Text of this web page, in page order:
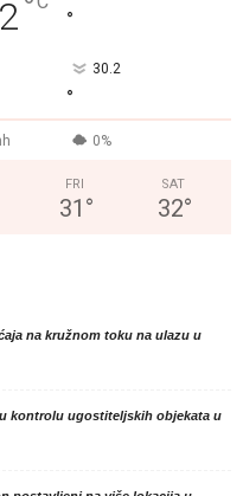
°
30.2
°
0%
FRI
31 °
SAT
32°
na kružnom toku na ulazu u
kontrolu ugostiteljskih objekata u